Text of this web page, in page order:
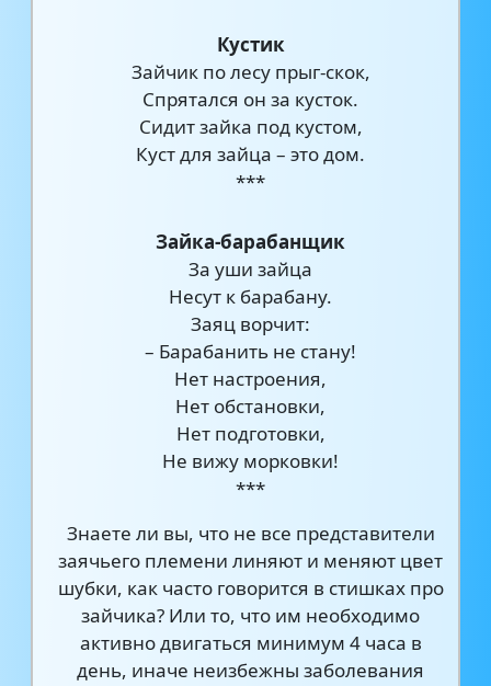
Кустик
Зайчик по лесу прыг-скок,
Спрятался он за кусток.
Сидит зайка под кустом,
Куст для зайца – это дом.
***
Зайка-барабанщик
За уши зайца
Несут к барабану.
Заяц ворчит:
– Барабанить не стану!
Нет настроения,
Нет обстановки,
Нет подготовки,
Не вижу морковки!
***
Знаете ли вы, что не все представители
заячьего племени линяют и меняют цвет
шубки, как часто говорится в стишках про
зайчика? Или то, что им необходимо
активно двигаться минимум 4 часа в
день, иначе неизбежны заболевания